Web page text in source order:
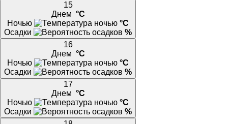
15
Днем °C
Ночью
°C
Осадки
%
16
Днем °C
Ночью
°C
Осадки
%
17
Днем °C
Ночью
°C
Осадки
%